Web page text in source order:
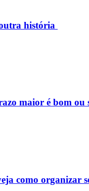
história
maior é bom
como organizar